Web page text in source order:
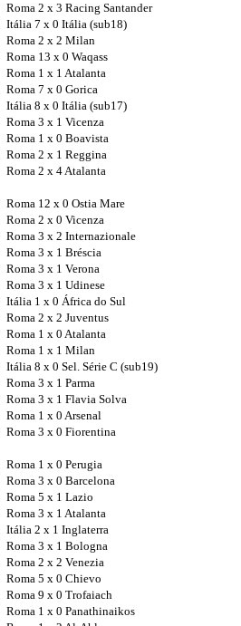
Roma 2 x 3 Racing Santander
Itália 7 x 0 Itália (sub18)
Roma 2 x 2 Milan
Roma 13 x 0 Waqass
Roma 1 x 1 Atalanta
Roma 7 x 0 Gorica
Itália 8 x 0 Itália (sub17)
Roma 3 x 1 Vicenza
Roma 1 x 0 Boavista
Roma 2 x 1 Reggina
Roma 2 x 4 Atalanta
Roma 12 x 0 Ostia Mare
Roma 2 x 0 Vicenza
Roma 3 x 2 Internazionale
Roma 3 x 1 Bréscia
Roma 3 x 1 Verona
Roma 3 x 1 Udinese
Itália 1 x 0 África do Sul
Roma 2 x 2 Juventus
Roma 1 x 0 Atalanta
Roma 1 x 1 Milan
Itália 8 x 0 Sel. Série C (sub19)
Roma 3 x 1 Parma
Roma 3 x 1 Flavia Solva
Roma 1 x 0 Arsenal
Roma 3 x 0 Fiorentina
Roma 1 x 0 Perugia
Roma 3 x 0 Barcelona
Roma 5 x 1 Lazio
Roma 3 x 1 Atalanta
Itália 2 x 1 Inglaterra
Roma 3 x 1 Bologna
Roma 2 x 2 Venezia
Roma 5 x 0 Chievo
Roma 9 x 0 Trofaiach
Roma 1 x 0 Panathinaikos